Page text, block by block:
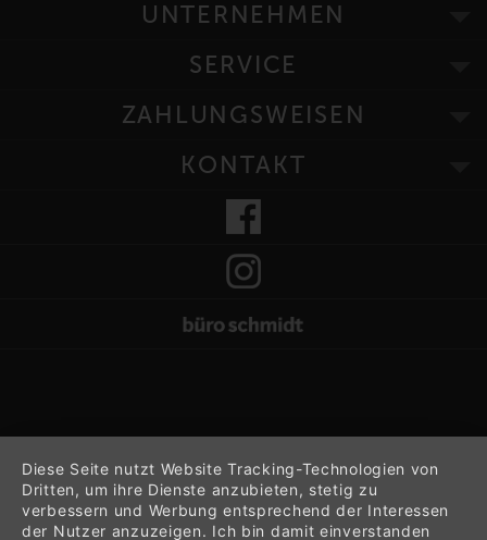
UNTERNEHMEN
SERVICE
ZAHLUNGSWEISEN
KONTAKT
Diese Seite nutzt Website Tracking-Technologien von
Dritten, um ihre Dienste anzubieten, stetig zu
verbessern und Werbung entsprechend der Interessen
der Nutzer anzuzeigen. Ich bin damit einverstanden